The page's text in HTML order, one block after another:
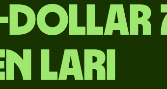
Dollar
Lari